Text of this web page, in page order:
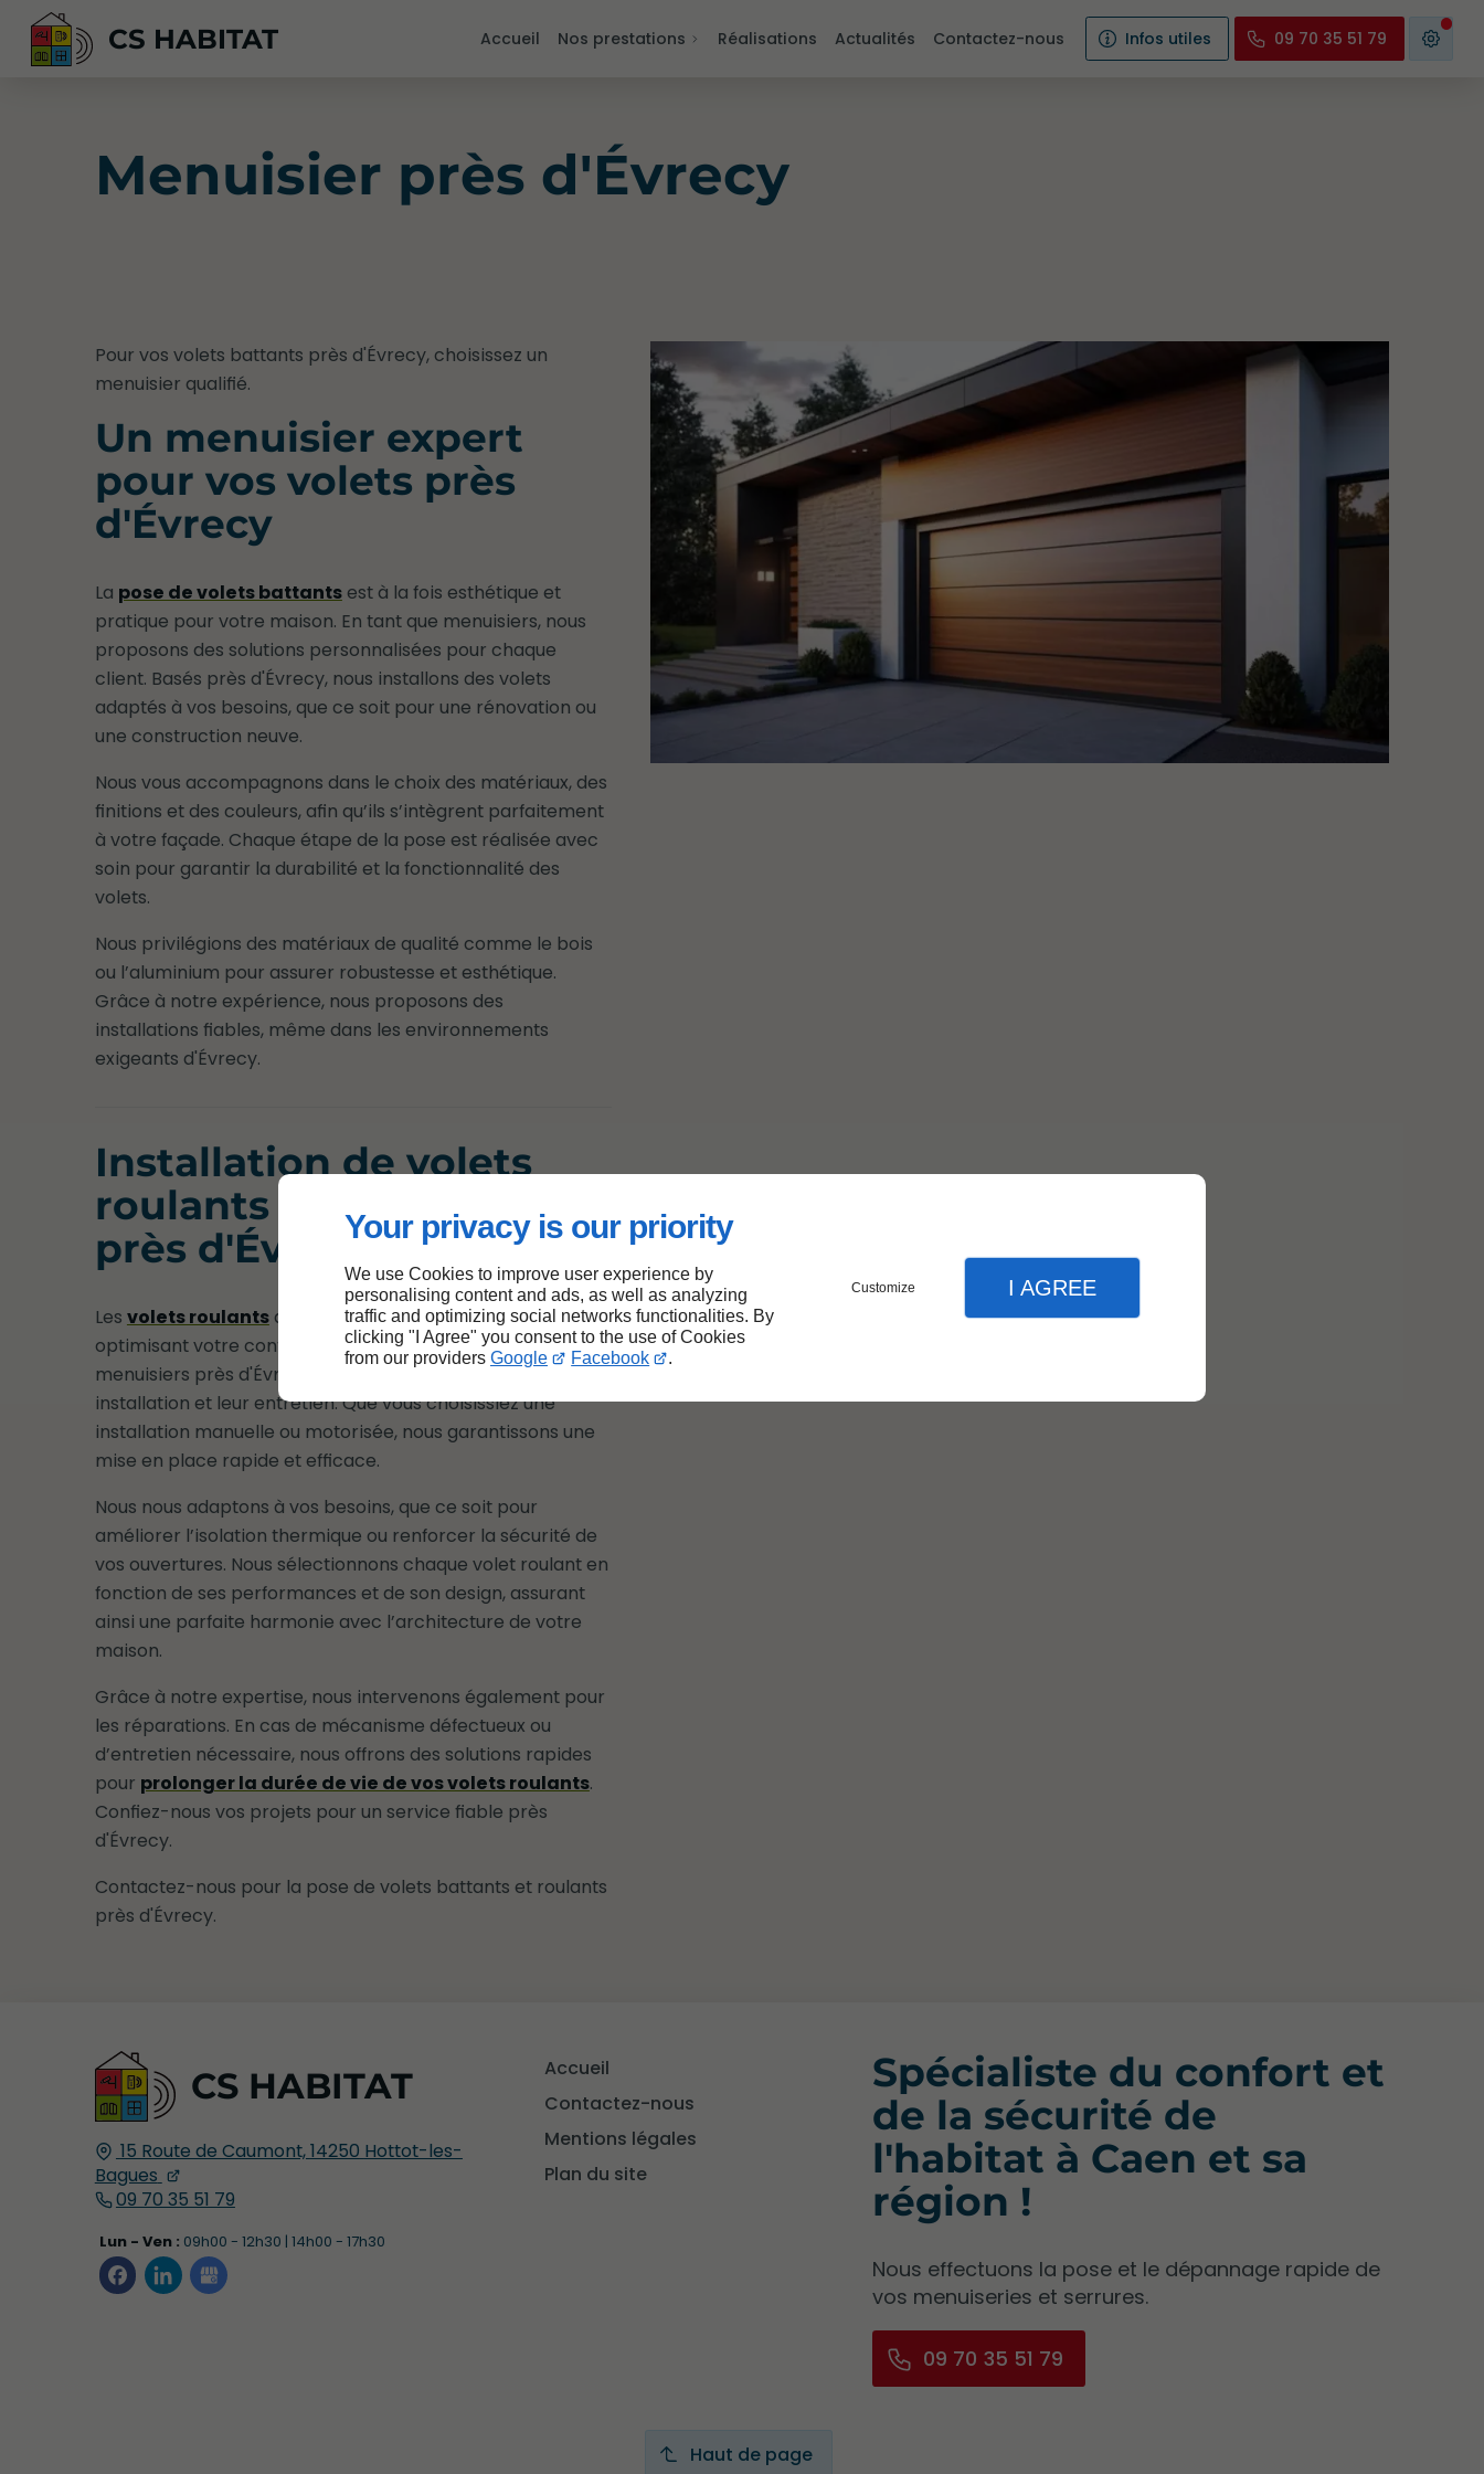
Your privacy is our priority
We use Cookies to improve user experience by
personalising content and ads, as well as analyzing
traffic and optimizing social networks functionalities. By
clicking "I Agree" you consent to the use of Cookies
from our providers Google Facebook .
Customize I AGREE
CS HABITAT Accueil Nos prestations Réalisations Actualités Contactez-nous Infos utiles 09 70 35 51 79
Menuisier près d'Évrecy
Pour vos volets battants près d'Évrecy, choisissez un
menuisier qualifié.
Un menuisier expert
pour vos volets près
d'Évrecy
La pose de volets battantsest à la fois esthétique et
pratique pour votre maison. En tant que menuisiers, nous
proposons des solutions personnalisées pour chaque
client. Basés près d'Évrecy, nous installons des volets
adaptés à vos besoins, que ce soit pour une rénovation ou
une construction neuve.
Nous vous accompagnons dans le choix des matériaux, des
finitions et des couleurs, afin qu’ils s’intègrent parfaitement
à votre façade. Chaque étape de la pose est réalisée avec
soin pour garantir la durabilité et la fonctionnalité des
volets.
Nous privilégions des matériaux de qualité comme le bois
ou l’aluminium pour assurer robustesse et esthétique.
Grâce à notre expérience, nous proposons des
installations fiables, même dans les environnements
exigeants d'Évrecy.
Installation de volets
roulants par un artisan
près d'Évrecy
Les volets roulantsallient sécurité et modernité, tout en
optimisant votre confort. Notre équipe d'artisans
menuisiers près d'Évrecy est spécialisée dans leur
installation et leur entretien. Que vous choisissiez une
installation manuelle ou motorisée, nous garantissons une
mise en place rapide et efficace.
Nous nous adaptons à vos besoins, que ce soit pour
améliorer l’isolation thermique ou renforcer la sécurité de
vos ouvertures. Nous sélectionnons chaque volet roulant en
fonction de ses performances et de son design, assurant
ainsi une parfaite harmonie avec l’architecture de votre
maison.
Grâce à notre expertise, nous intervenons également pour
les réparations. En cas de mécanisme défectueux ou
d’entretien nécessaire, nous offrons des solutions rapides
pour prolonger la durée de vie de vos volets roulants.
Confiez-nous vos projets pour un service fiable près
d'Évrecy.
Contactez-nous pour la pose de volets battants et roulants
près d'Évrecy.
CS HABITAT
15 Route de Caumont,14250 Hottot-les-
Bagues
09 70 35 51 79
Lun - Ven : 09h00 - 12h30 | 14h00 - 17h30
Accueil
Contactez-nous
Mentions légales
Plan du site
Spécialiste du confort et
de la sécurité de
l'habitat à Caen et sa
région !
Nous effectuons la pose et le dépannage rapide de
vos menuiseries et serrures.
09 70 35 51 79
Haut de page